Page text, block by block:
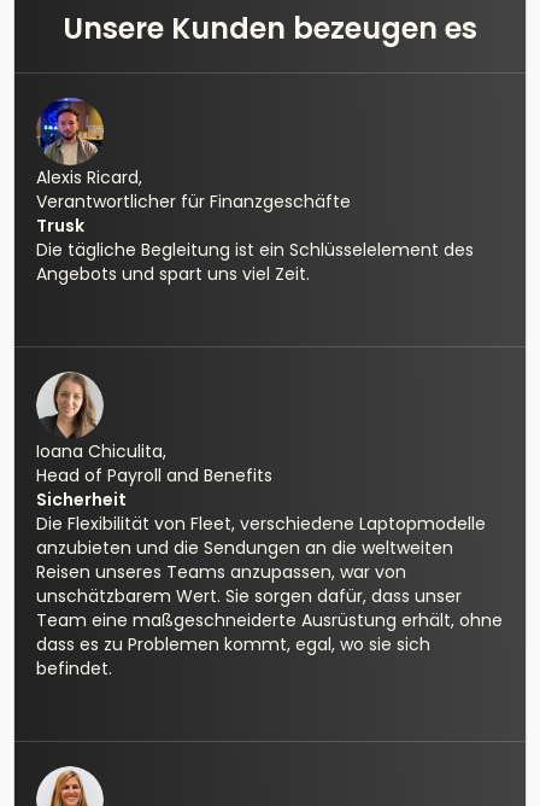
Unsere Kunden bezeugen es
Alexis Ricard,
Verantwortlicher für Finanzgeschäfte
Trusk
Die tägliche Begleitung ist ein Schlüsselelement des
Angebots und spart uns viel Zeit.
Ioana Chiculita,
Head of Payroll and Benefits
Sicherheit
Die Flexibilität von Fleet, verschiedene Laptopmodelle
anzubieten und die Sendungen an die weltweiten
Reisen unseres Teams anzupassen, war von
unschätzbarem Wert. Sie sorgen dafür, dass unser
Team eine maßgeschneiderte Ausrüstung erhält, ohne
dass es zu Problemen kommt, egal, wo sie sich
befindet.